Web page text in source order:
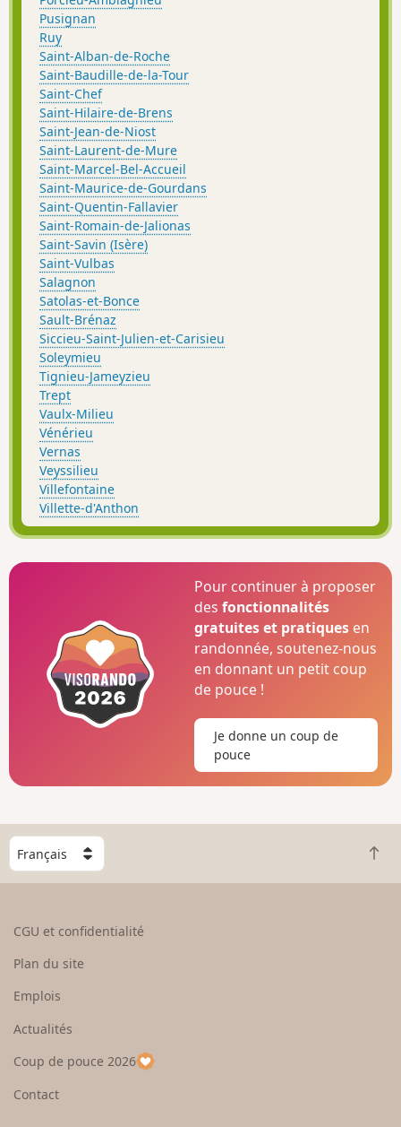
Pusignan
Ruy
Saint-Alban-de-Roche
Saint-Baudille-de-la-Tour
Saint-Chef
Saint-Hilaire-de-Brens
Saint-Jean-de-Niost
Saint-Laurent-de-Mure
Saint-Marcel-Bel-Accueil
Saint-Maurice-de-Gourdans
Saint-Quentin-Fallavier
Saint-Romain-de-Jalionas
Saint-Savin (Isère)
Saint-Vulbas
Salagnon
Satolas-et-Bonce
Sault-Brénaz
Siccieu-Saint-Julien-et-Carisieu
Soleymieu
Tignieu-Jameyzieu
Trept
Vaulx-Milieu
Vénérieu
Vernas
Veyssilieu
Villefontaine
Villette-d'Anthon
Pour continuer à proposer
desfonctionnalités
gratuites et pratiques en
randonnée, soutenez-nous
en donnant un petit coup
de pouce !
Je donne un coup de
pouce
C
h
o
e
u
p
a
R
e
CGU et confidentialité
Plan du site
Emplois
Actualités
Coup de pouce 2026
Contact